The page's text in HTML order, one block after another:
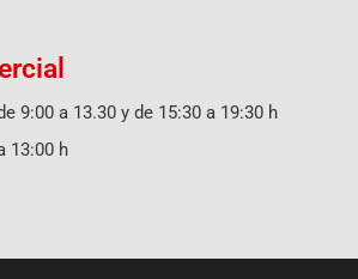
9:00 a 13.30 y de 15:30 a 19:30 h
13:00 h